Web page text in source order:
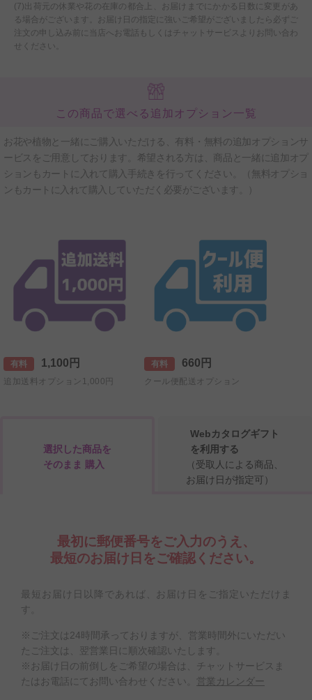
(7)出荷元の休業や花の在庫の都合上、お届けまでにかかる日数に変更があ
る場合がございます。お届け日の指定に強いご希望がございましたら必ずご
注文の申し込み前に当店へお電話もしくはチャットサービスよりお問い合わ
せください。
この商品で選べる追加オプション一覧
お花や植物と一緒にご購入いただける、有料・無料の追加オプションサ
ービスをご用意しております。希望される方は、商品と一緒に追加オプ
ションもカートに入れて購入手続きを行ってください。（無料オプショ
ンもカートに入れて購入していただく必要がございます。）
有料 1,100円
追加送料オプション1,000円
有料 660円
クール便配送オプション
選択した商品を
そのまま 購入
Webカタログギフト
を利用する
（受取人による商品、
お届け日が指定可）
最初に郵便番号をご入力のうえ、
最短のお届け日をご確認ください。
最短お届け日以降であれば、お届け日をご指定いただけま
す。
※ご注文は24時間承っておりますが、営業時間外にいただい
たご注文は、翌営業日に順次確認いたします。
※お届け日の前倒しをご希望の場合は、チャットサービスま
たはお電話にてお問い合わせください。
営業カレンダー